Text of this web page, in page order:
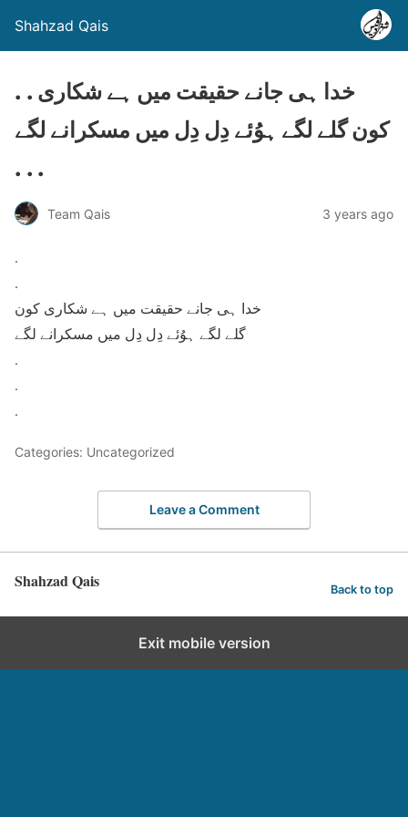
Shahzad Qais
. . خدا ہی جانے حقیقت میں ہے شکاری
کون گلے لگے ہوُئے دِل دِل میں مسکرانے لگے
. . .
Team Qais 3 years ago
.
.
خدا ہی جانے حقیقت میں ہے شکاری کون
گلے لگے ہوُئے دِل دِل میں مسکرانے لگے
.
.
.
Categories: Uncategorized
Leave a Comment
Shahzad Qais Back to top
Exit mobile version